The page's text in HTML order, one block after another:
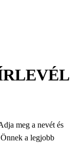
meg a nevét és
a legjobb